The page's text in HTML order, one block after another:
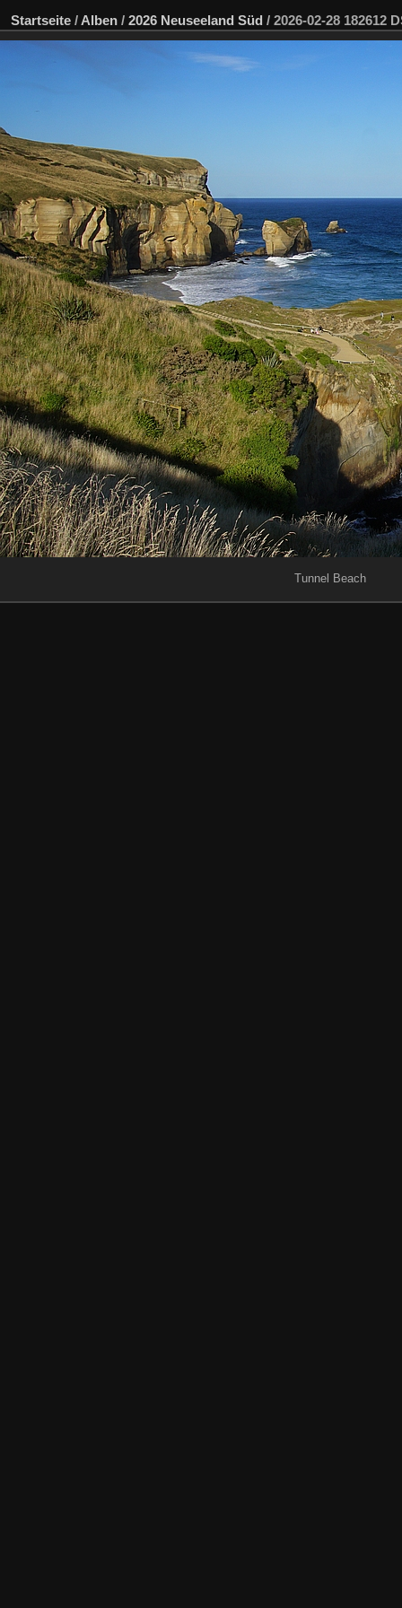
Startseite / Alben / 2026 Neuseeland Süd / 2026-02-28 182612
Tunnel Beach